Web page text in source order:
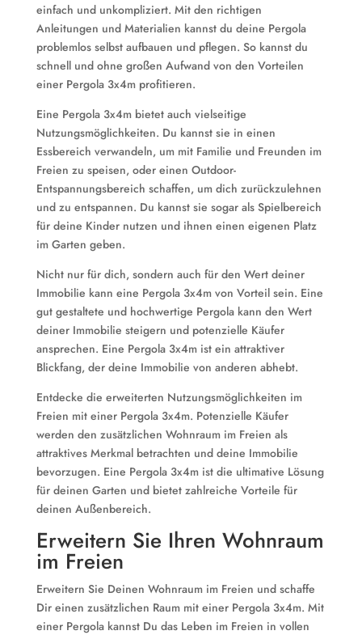
einfach und unkompliziert. Mit den richtigen
Anleitungen und Materialien kannst du deine Pergola
problemlos selbst aufbauen und pflegen. So kannst du
schnell und ohne großen Aufwand von den Vorteilen
einer Pergola 3x4m profitieren.
Eine Pergola 3x4m bietet auch vielseitige
Nutzungsmöglichkeiten. Du kannst sie in einen
Essbereich verwandeln, um mit Familie und Freunden im
Freien zu speisen, oder einen Outdoor-
Entspannungsbereich schaffen, um dich zurückzulehnen
und zu entspannen. Du kannst sie sogar als Spielbereich
für deine Kinder nutzen und ihnen einen eigenen Platz
im Garten geben.
Nicht nur für dich, sondern auch für den Wert deiner
Immobilie kann eine Pergola 3x4m von Vorteil sein. Eine
gut gestaltete und hochwertige Pergola kann den Wert
deiner Immobilie steigern und potenzielle Käufer
ansprechen. Eine Pergola 3x4m ist ein attraktiver
Blickfang, der deine Immobilie von anderen abhebt.
Entdecke die erweiterten Nutzungsmöglichkeiten im
Freien mit einer Pergola 3x4m. Potenzielle Käufer
werden den zusätzlichen Wohnraum im Freien als
attraktives Merkmal betrachten und deine Immobilie
bevorzugen. Eine Pergola 3x4m ist die ultimative Lösung
für deinen Garten und bietet zahlreiche Vorteile für
deinen Außenbereich.
Erweitern Sie Ihren Wohnraum
im Freien
Erweitern Sie Deinen Wohnraum im Freien und schaffe
Dir einen zusätzlichen Raum mit einer Pergola 3x4m. Mit
einer Pergola kannst Du das Leben im Freien in vollen